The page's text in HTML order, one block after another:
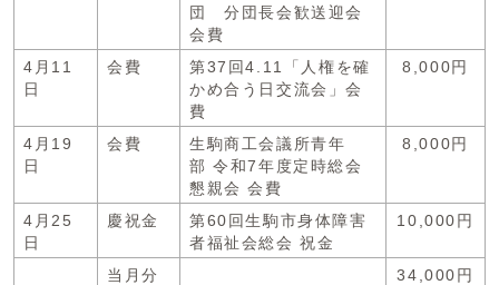
団 分団長会歓送迎会
会費
4月11
日
会費
第37回4.11「人権を確
かめ合う日交流会」会
費
8,000円
4月19
日
会費
生駒商工会議所青年
部 令和7年度定時総会
懇親会 会費
8,000円
4月25
日
慶祝金
第60回生駒市身体障害
者福祉会総会 祝金
10,000円
当月分
34,000円